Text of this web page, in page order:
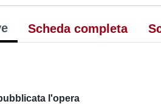
Scheda completa
l'opera